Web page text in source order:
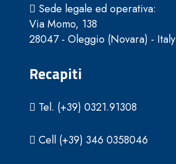
Sede legale ed operativa:
Via Momo, 138
28047 - Oleggio (Novara) - Italy
Recapiti
Tel. (+39) 0321.91308
Cell (+39) 346 0358046